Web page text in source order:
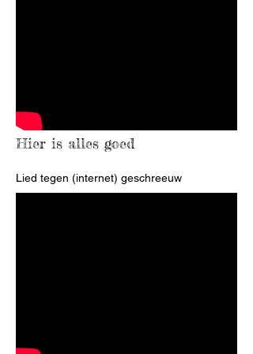
Hier is alles goed
Lied tegen (internet) geschreeuw